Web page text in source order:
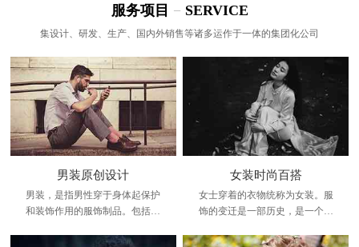
服务项目 − SERVICE
集设计、研发、生产、国内外销售等诸多运作于一体的集团化公司
男装原创设计
男装，是指男性穿于身体起保护
和装饰作用的服饰制品。包括上
人的需求有不同的款式和作用。
女装时尚百搭
女士穿着的衣物统称为女装。服
饰的变迁是一部历史，是一个时
步、文明、兴旺发达、繁荣昌盛